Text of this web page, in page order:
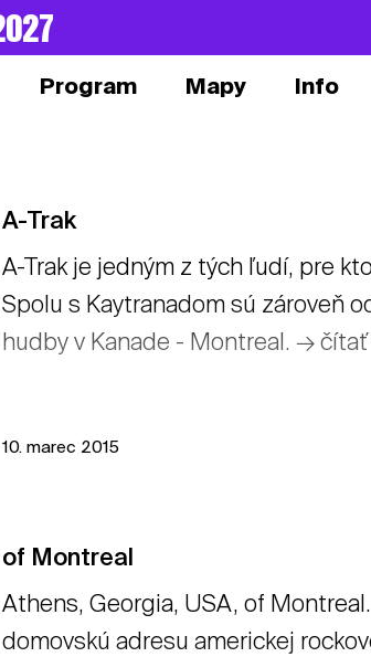
Program Mapy Info
A-Trak
A-Trak je jedným z tých ľudí, pre
Spolu s Kaytranadom sú zároveň
hudby v Kanade - Montreal. → čítať
10. marec 2015
of Montreal
Athens, Georgia, USA, of
domovskú adresu americkej